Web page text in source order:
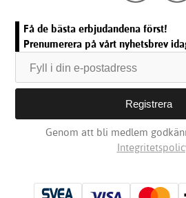
Få de bästa erbjudandena först!
Prenumerera på vårt nyhetsbrev
Genom att bli medlem